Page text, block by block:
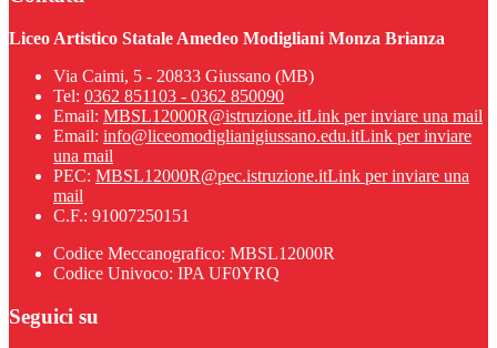
Liceo Artistico Statale Amedeo Modigliani Monza Brianza
Via Caimi, 5 - 20833 Giussano (MB)
Tel: 0362 851103 - 0362 850090
Email: MBSL12000R@istruzione.itLink per inviare una mail
Email: info@liceomodiglianigiussano.edu.itLink per inviare
una mail
PEC: MBSL12000R@pec.istruzione.itLink per inviare una
mail
C.F.: 91007250151
Codice Meccanografico: MBSL12000R
Codice Univoco: IPA UF0YRQ
Seguici su